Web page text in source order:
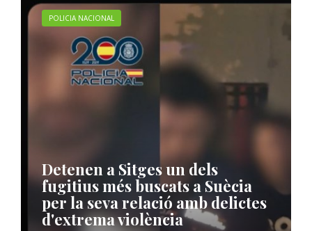
POLICIA NACIONAL
Detenen a Sitges un dels
fugitius més buscats a Suècia
per la seva relació amb delictes
d'extrema violència